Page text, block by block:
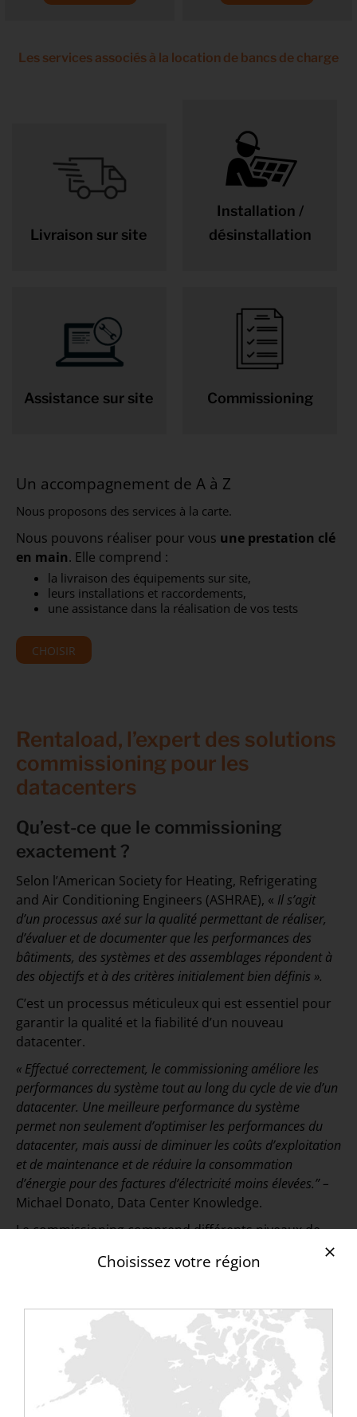
Les services associés à la location de bancs de charge
Livraison sur site
Installation /
désinstallation
Assistance sur site Commissioning
Un accompagnement de A à Z
Nous proposons des services à la carte.
Nous pouvons réaliser pour vous une prestation clé
en main. Elle comprend :
la livraison des équipements sur site,
leurs installations et raccordements,
une assistance dans la réalisation de vos tests
CHOISIR
Rentaload, l’expert des solutions
commissioning pour les
datacenters
Qu’est-ce que le commissioning
exactement ?
Selon l’American Society for Heating, Refrigerating
and Air Conditioning Engineers (ASHRAE), « Il s’agit
d’un processus axé sur la qualité permettant de réaliser,
d’évaluer et de documenter que les performances des
bâtiments, des systèmes et des assemblages répondent à
des objectifs et à des critères initialement bien définis ».
C’est un processus méticuleux qui est essentiel pour
garantir la qualité et la fiabilité d’un nouveau
datacenter.
« Effectué correctement, le commissioning améliore les
performances du système tout au long du cycle de vie d’un
datacenter. Une meilleure performance du système
permet non seulement d’optimiser les performances du
datacenter, mais aussi de diminuer les coûts d’exploitation
et de maintenance et de réduire la consommation
d’énergie pour des factures d’électricité moins élevées.” –
Michael Donato, Data Center Knowledge.
Le commissioning comprend différents niveaux de
: Test en usine ou test d’acceptation en
(SAT)
: Essais pré-fonctionnels (EPF) ou essais
fonctionnels des composants (EFC)
Niveau 4
: Test de performance fonctionnelle (FT) ou
Test de système fonctionnel (FST)
Niveau 5
: Test des systèmes intégrés (IST)
Choisissez votre région